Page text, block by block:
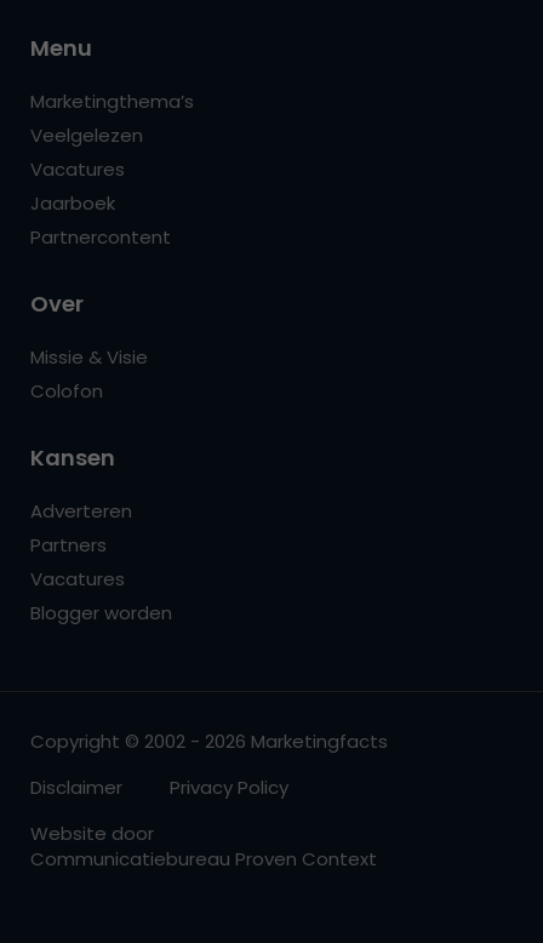
Menu
Marketingthema’s
Veelgelezen
Vacatures
Jaarboek
Partnercontent
Over
Missie & Visie
Colofon
Kansen
Adverteren
Partners
Vacatures
Blogger worden
Copyright © 2002 - 2026 Marketingfacts
Disclaimer
Privacy Policy
Website door
Communicatiebureau Proven Context